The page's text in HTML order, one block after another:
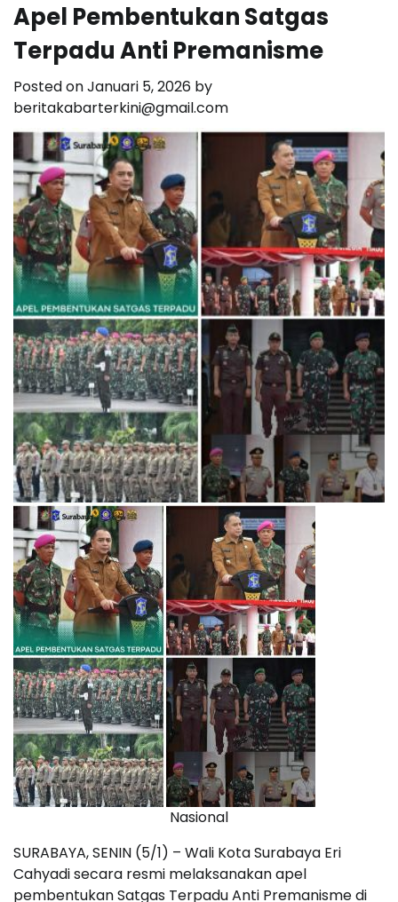
Apel Pembentukan Satgas
Terpadu Anti Premanisme
Posted onJanuari 5, 2026 by
beritakabarterkini@gmail.com
Nasional
SURABAYA, SENIN (5/1) – Wali Kota Surabaya Eri
Cahyadi secara resmi melaksanakan apel
pembentukan Satgas Terpadu Anti Premanisme di